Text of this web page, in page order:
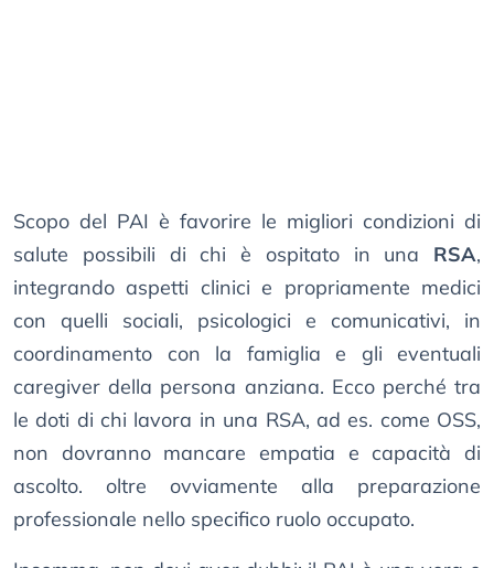
Scopo del PAI è favorire le migliori condizioni di
salute possibili di chi è ospitato in una RSA,
integrando aspetti clinici e propriamente medici
con quelli sociali, psicologici e comunicativi, in
coordinamento con la famiglia e gli eventuali
caregiver della persona anziana. Ecco perché tra
le doti di chi lavora in una RSA, ad es. come OSS,
non dovranno mancare empatia e capacità di
ascolto. oltre ovviamente alla preparazione
professionale nello specifico ruolo occupato.